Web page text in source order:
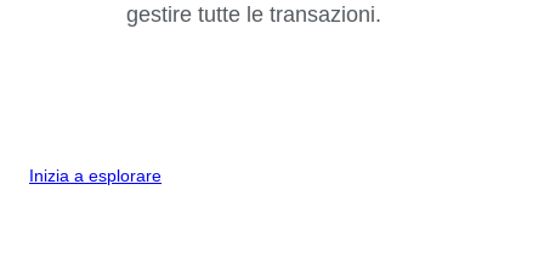
gestire tutte le transazioni.
Inizia a esplorare